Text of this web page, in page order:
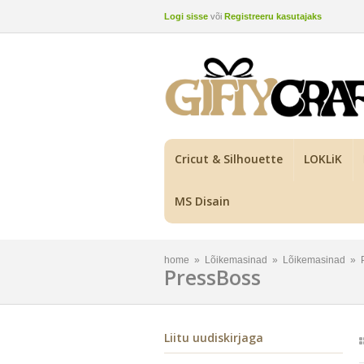
Logi sisse või Registreeru kasutajaks
Cricut & Silhouette LOKLiK
MS Disain
home » Lõikemasinad » Lõikemasinad »
PressBoss
Liitu uudiskirjaga